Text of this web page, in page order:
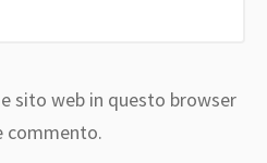
sito web in questo browser
commento.